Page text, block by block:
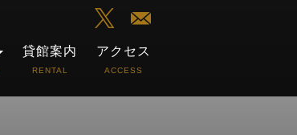
貸館案内
RENTAL
アクセス
ACCESS